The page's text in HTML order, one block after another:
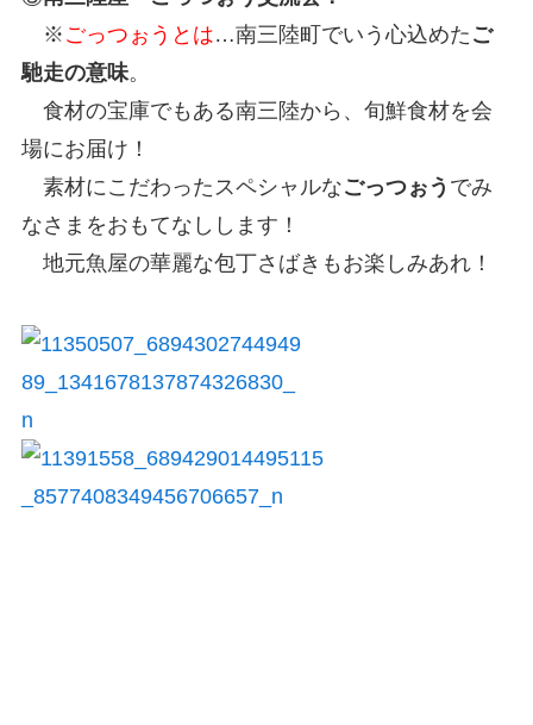
※ ごっつぉうとは…南三陸町でいう心込めた ご
馳走の意味。
食材の宝庫でもある南三陸から、旬鮮食材を会
場にお届け！
素材にこだわったスペシャルなごっつぉう でみ
なさまをおもてなしします！
地元魚屋の華麗な包丁さばきもお楽しみあれ！